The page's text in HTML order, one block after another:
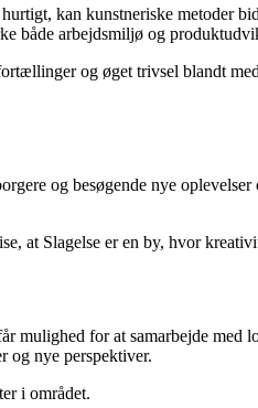
kan kunstneriske metoder
både arbejdsmiljø og
og øget trivsel blandt
og besøgende nye
at Slagelse er en by, hvor
mulighed for at samarbejde
og nye perspektiver.
i området.